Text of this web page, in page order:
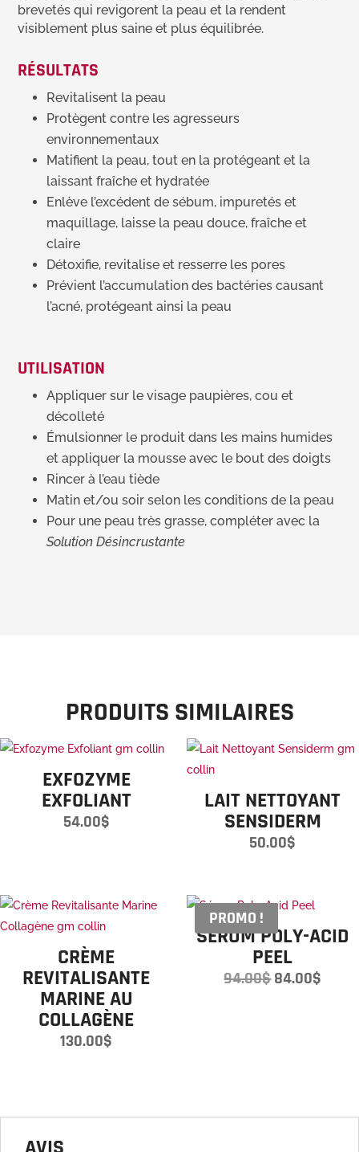
brevetés qui revigorent la peau et la rendent
visiblement plus saine et plus équilibrée.
RÉSULTATS
Revitalisent la peau
Protègent contre les agresseurs
environnementaux
Matifient la peau, tout en la protégeant et la
laissant fraîche et hydratée
Enlève l’excédent de sébum, impuretés et
maquillage, laisse la peau douce, fraîche et
claire
Détoxifie, revitalise et resserre les pores
Prévient l’accumulation des bactéries causant
l’acné, protégeant ainsi la peau
UTILISATION
Appliquer sur le visage paupières, cou et
décolleté
Émulsionner le produit dans les mains humides
et appliquer la mousse avec le bout des doigts
Rincer à l’eau tiède
Matin et/ou soir selon les conditions de la peau
Pour une peau très grasse, compléter avec la
Solution Désincrustante
PRODUITS SIMILAIRES
EXFOZYME
EXFOLIANT
54.00$
LAIT NETTOYANT
SENSIDERM
50.00$
CRÈME
REVITALISANTE
MARINE AU
COLLAGÈNE
130.00$
PROMO !
SÉRUM POLY-ACID
PEEL
94.00$Le
84.00$